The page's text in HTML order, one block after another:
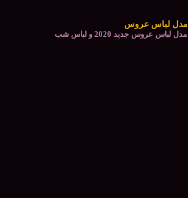
مدل لباس عروس
مدل لباس عروس جدید 2020 و لباس شب